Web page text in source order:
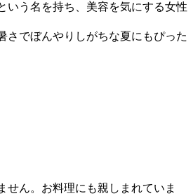
いう名を持ち、美容を気にする女性
さでぼんやりしがちな夏にもぴった
せん。お料理にも親しまれていま